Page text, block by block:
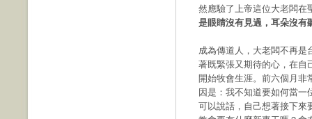
然應驗了上帝這位大老闆在
是眼睛沒有見過，耳朵沒有
成為傳道人，大老闆不再是
著既緊張又期待的心，在自
開始牧會生涯。前六個月非
因是：我不知道要如何當
可以說話，自己想著接下來